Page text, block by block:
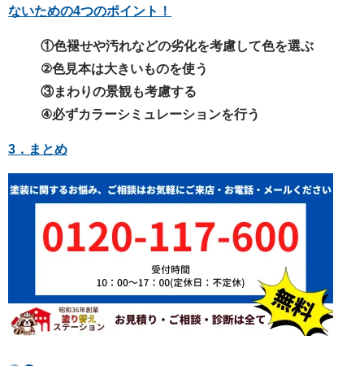
ないための4つのポイント！
①色褪せや汚れなどの劣化を考慮して色を選ぶ
②色見本は大きいものを使う
③まわりの景観も考慮する
④必ずカラーシミュレーションを行う
3．まとめ